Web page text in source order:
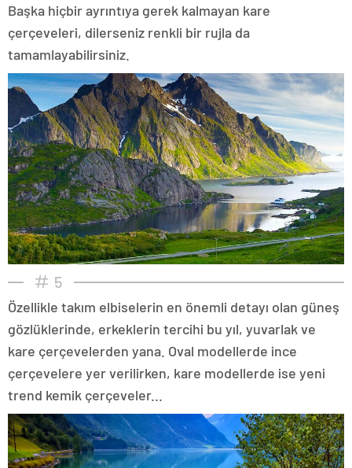
Başka hiçbir ayrıntıya gerek kalmayan kare
çerçeveleri, dilerseniz renkli bir rujla da
tamamlayabilirsiniz.
5
Özellikle takım elbiselerin en önemli detayı olan güneş
gözlüklerinde, erkeklerin tercihi bu yıl, yuvarlak ve
kare çerçevelerden yana. Oval modellerde ince
çerçevelere yer verilirken, kare modellerde ise yeni
trend kemik çerçeveler...